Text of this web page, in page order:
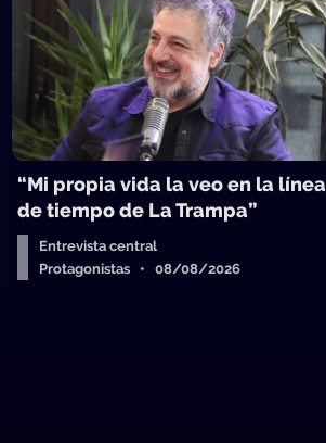
“Mi propia vida la veo en la línea
de tiempo de La Trampa”
Entrevista central
Protagonistas • 08/08/2026